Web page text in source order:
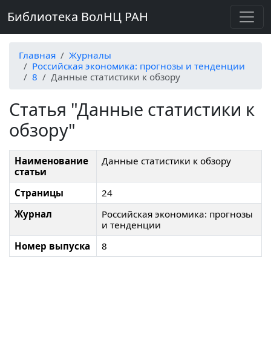
Библиотека ВолНЦ РАН
Главная
Журналы
Российская экономика: прогнозы и тенденции
8
Данные статистики к обзору
Статья "Данные статистики к
обзору"
Наименование
статьи
Данные статистики к обзору
Страницы
24
Журнал
Российская экономика: прогнозы
и тенденции
Номер выпуска
8